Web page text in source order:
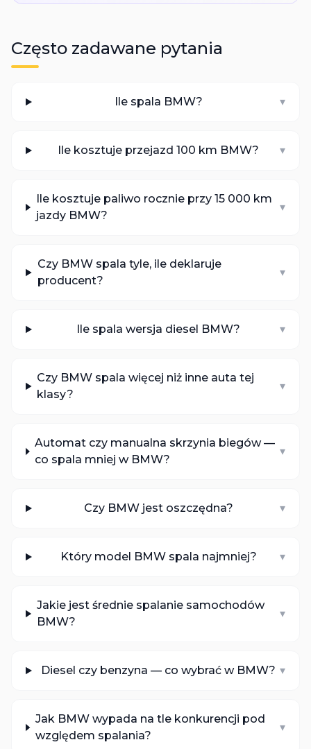
Często zadawane pytania
Ile spala BMW? ▾
Ile kosztuje przejazd 100 km BMW? ▾
Ile kosztuje paliwo rocznie przy 15 000 km
jazdy BMW?
▾
Czy BMW spala tyle, ile deklaruje
producent?
▾
Ile spala wersja diesel BMW? ▾
Czy BMW spala więcej niż inne auta tej
klasy?
▾
Automat czy manualna skrzynia biegów —
co spala mniej w BMW?
▾
Czy BMW jest oszczędna? ▾
Który model BMW spala najmniej? ▾
Jakie jest średnie spalanie samochodów
BMW?
▾
Diesel czy benzyna — co wybrać w BMW? ▾
Jak BMW wypada na tle konkurencji pod
względem spalania?
▾